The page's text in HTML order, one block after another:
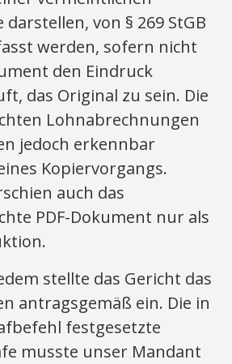
darstellen, von § 269 StGB
werden, sofern nicht
den Eindruck
das Original zu sein. Die
Lohnabrechnungen
jedoch erkennbar
Kopiervorgangs.
auch das
PDF-Dokument nur als
stellte das Gericht das
antragsgemäß ein. Die in
festgesetzte
musste unser Mandant